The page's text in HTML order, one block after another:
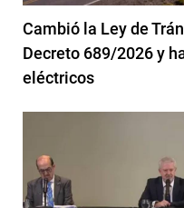
Cambió la Ley de
Decreto 689/2026 y
eléctricos